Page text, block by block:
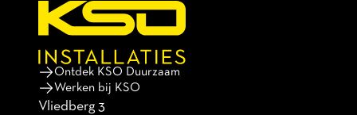
Ontdek KSO Duurzaam
Werken bij KSO
Vliedberg 3